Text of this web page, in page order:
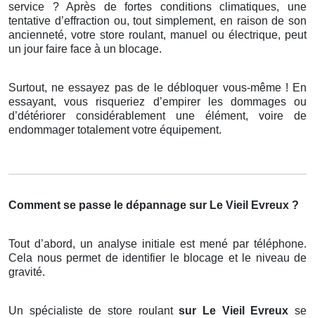
service ? Après de fortes conditions climatiques, une
tentative d’effraction ou, tout simplement, en raison de son
ancienneté, votre store roulant, manuel ou électrique, peut
un jour faire face à un blocage.
Surtout, ne essayez pas de le débloquer vous-même ! En
essayant, vous risqueriez d’empirer les dommages ou
d’détériorer considérablement une élément, voire de
endommager totalement votre équipement.
Comment se passe le dépannage sur Le Vieil Evreux ?
Tout d’abord, un analyse initiale est mené par téléphone.
Cela nous permet de identifier le blocage et le niveau de
gravité.
Un spécialiste de store roulantsur Le Vieil Evreuxse